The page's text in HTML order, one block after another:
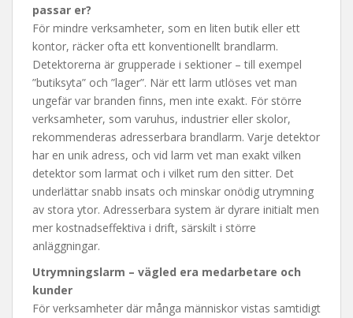
passar er?
För mindre verksamheter, som en liten butik eller ett
kontor, räcker ofta ett konventionellt brandlarm.
Detektorerna är grupperade i sektioner – till exempel
”butiksyta” och ”lager”. När ett larm utlöses vet man
ungefär var branden finns, men inte exakt. För större
verksamheter, som varuhus, industrier eller skolor,
rekommenderas adresserbara brandlarm. Varje detektor
har en unik adress, och vid larm vet man exakt vilken
detektor som larmat och i vilket rum den sitter. Det
underlättar snabb insats och minskar onödig utrymning
av stora ytor. Adresserbara system är dyrare initialt men
mer kostnadseffektiva i drift, särskilt i större
anläggningar.
Utrymningslarm – vägled era medarbetare och
kunder
För verksamheter där många människor vistas samtidigt